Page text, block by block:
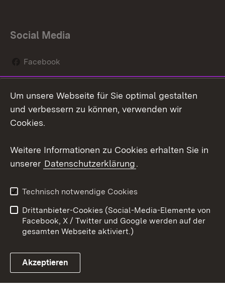
Social Media
Facebook
Social Wall
Youtube
Link zum Landesportal
Kontakt
Datenschutz
Barrierefreiheit
Impressum Cookies
Um unsere Webseite für Sie optimal gestalten
und verbessern zu können, verwenden wir
Cookies.
Weitere Informationen zu Cookies erhalten Sie in
unserer Datenschutzerklärung.
Technisch notwendige Cookies
Drittanbieter-Cookies (Social-Media-Elemente von
Facebook, X / Twitter und Google werden auf der
gesamten Webseite aktiviert.)
Akzeptieren